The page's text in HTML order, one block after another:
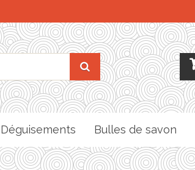
Déguisements Bulles de savon